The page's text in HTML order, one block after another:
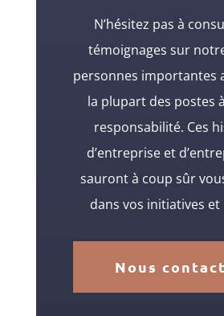
N’hésitez pas à
témoignages sur
personnes importantes
la plupart des postes
responsabilité. Ces
d’entreprise et
sauront à coup sûr
dans vos initiatives
Nous